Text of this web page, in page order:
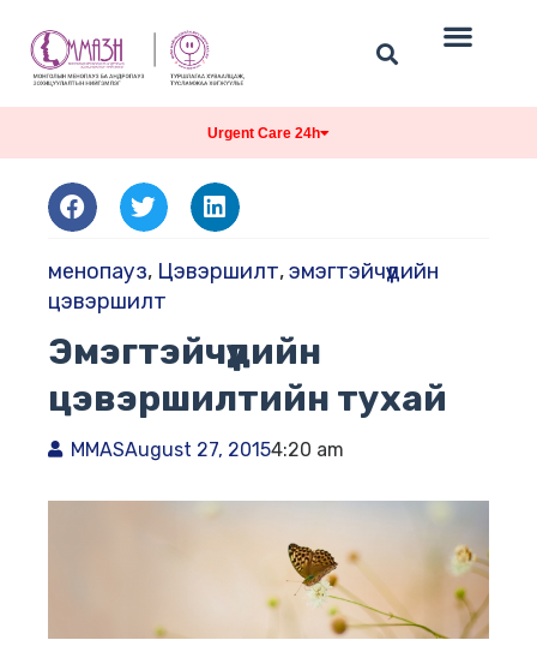
Urgent Care 24h
менопауз, Цэвэршилт,эмэгтэйчүүдийн
цэвэршилт
Эмэгтэйчүүдийн
цэвэршилтийн тухай
MMASAugust 27, 20154:20 am